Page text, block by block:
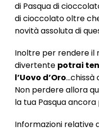
di Pasqua di
di cioccolato oltre
novità assoluta di
Inoltre per rendere il
divertente potrai
l’Uovo d’Oro…chissà
Non perdere allora
la tua Pasqua ancora
Informazioni relative